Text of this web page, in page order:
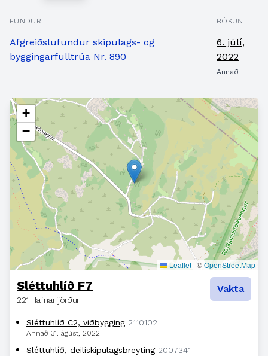
FUNDUR BÓKUN
Afgreiðslufundur skipulags- og
byggingarfulltrúa Nr. 890
6. júlí,
2022
Annað
+
−
Leaflet | ©OpenStreetMap
Sléttuhlíð F7
221 Hafnarfjörður
Vakta
Sléttuhlíð C2, viðbygging 2110102
Annað 31. ágúst, 2022
Sléttuhlíð, deiliskipulagsbreyting 2007341